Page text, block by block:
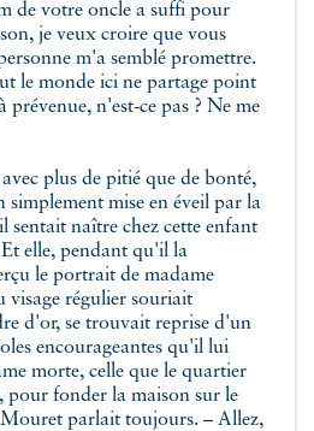
de votre oncle a suffi pour
je veux croire que vous
m'a semblé promettre.
le monde ici ne partage point
n'est-ce pas ? Ne me
plus de pitié que de bonté,
simplement mise en éveil par la
sentait naître chez cette enfant
elle, pendant qu'il la
le portrait de madame
visage régulier souriait
d'or, se trouvait reprise d'un
encourageantes qu'il lui
morte, celle que le quartier
pour fonder la maison sur le
Mouret parlait toujours. – Allez,